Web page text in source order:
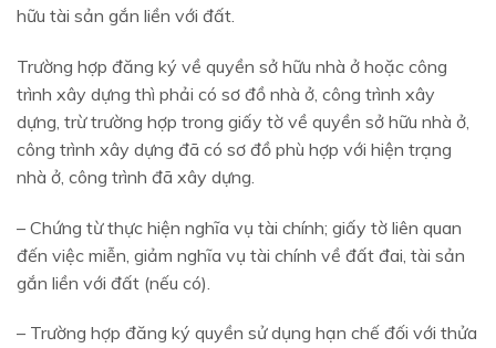
hữu tài sản gắn liền với đất.
Trường hợp đăng ký về quyền sở hữu nhà ở hoặc công
trình xây dựng thì phải có sơ đồ nhà ở, công trình xây
dựng, trừ trường hợp trong giấy tờ về quyền sở hữu nhà ở,
công trình xây dựng đã có sơ đồ phù hợp với hiện trạng
nhà ở, công trình đã xây dựng.
– Chứng từ thực hiện nghĩa vụ tài chính; giấy tờ liên quan
đến việc miễn, giảm nghĩa vụ tài chính về đất đai, tài sản
gắn liền với đất (nếu có).
– Trường hợp đăng ký quyền sử dụng hạn chế đối với thửa